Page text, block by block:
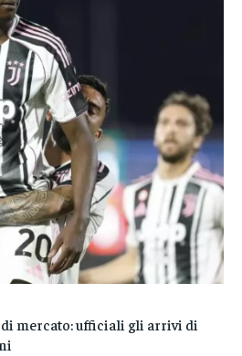
mercato: ufficiali gli arrivi di